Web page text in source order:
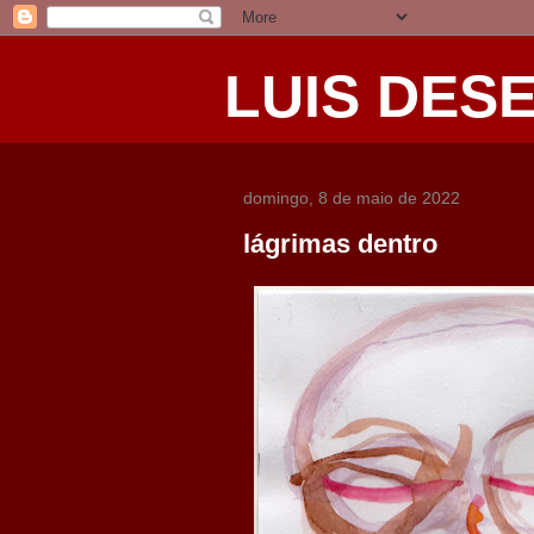
LUIS
domingo, 8 de maio de 2022
lágrimas dentro